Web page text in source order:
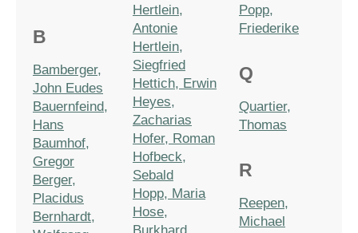
B
Bamberger,
John Eudes
Bauernfeind,
Hans
Baumhof,
Gregor
Berger,
Placidus
Bernhardt,
Hertlein,
Antonie
Hertlein,
Siegfried
Hettich, Erwin
Heyes,
Zacharias
Hofer, Roman
Hofbeck,
Sebald
Hopp, Maria
Hose,
Popp,
Friederike
Q
Quartier,
Thomas
R
Reepen,
Michael